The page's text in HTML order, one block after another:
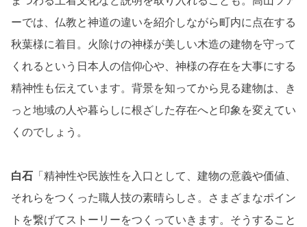
ーでは、仏教と神道の違いを紹介しながら町内に点在する
秋葉様に着目。火除けの神様が美しい木造の建物を守って
くれるという日本人の信仰心や、神様の存在を大事にする
精神性も伝えています。背景を知ってから見る建物は、き
っと地域の人や暮らしに根ざした存在へと印象を変えてい
くのでしょう。
白石 「精神性や民族性を入口として、建物の意義や価値、
それらをつくった職人技の素晴らしさ。さまざまなポイン
トを繋げてストーリーをつくっていきます。そうすること